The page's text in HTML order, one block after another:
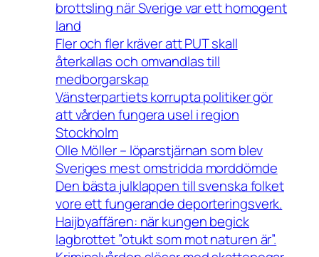
brottsling när Sverige var ett homogent
land
Fler och fler kräver att PUT skall
återkallas och omvandlas till
medborgarskap
Vänsterpartiets korrupta politiker gör
att vården fungera usel i region
Stockholm
Olle Möller – löparstjärnan som blev
Sveriges mest omstridda morddömde
Den bästa julklappen till svenska folket
vore ett fungerande deporteringsverk.
Haijbyaffären: när kungen begick
lagbrottet ”otukt som mot naturen är”.